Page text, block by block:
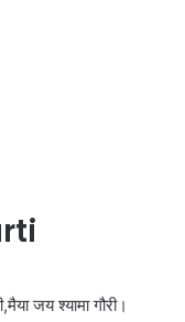
जय श्यामा गौरी।